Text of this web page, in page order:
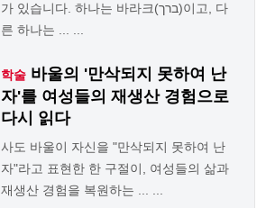
가 있습니다. 하나는 바라크(ברך)이고, 다
른 하나는 ... ...
학술 바울의 '만삭되지 못하여 난
자'를 여성들의 재생산 경험으로
다시 읽다
사도 바울이 자신을 "만삭되지 못하여 난
자"라고 표현한 한 구절이, 여성들의 삶과
재생산 경험을 복원하는 ... ...